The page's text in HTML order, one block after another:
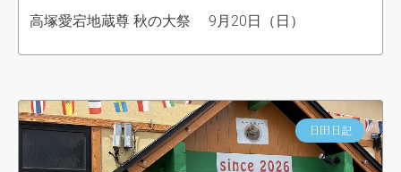
高塚愛宕地蔵尊 秋の大祭 9月20日（日）
日田日記